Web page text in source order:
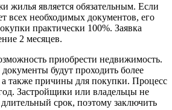
жилья является обязательным. Если
всех необходимых документов, его
практически 100%. Заявка
2 месяцев.
приобрести недвижимость.
будут проходить более
также причины для покупки. Процесс
Застройщики или владельцы не
срок, поэтому заключить